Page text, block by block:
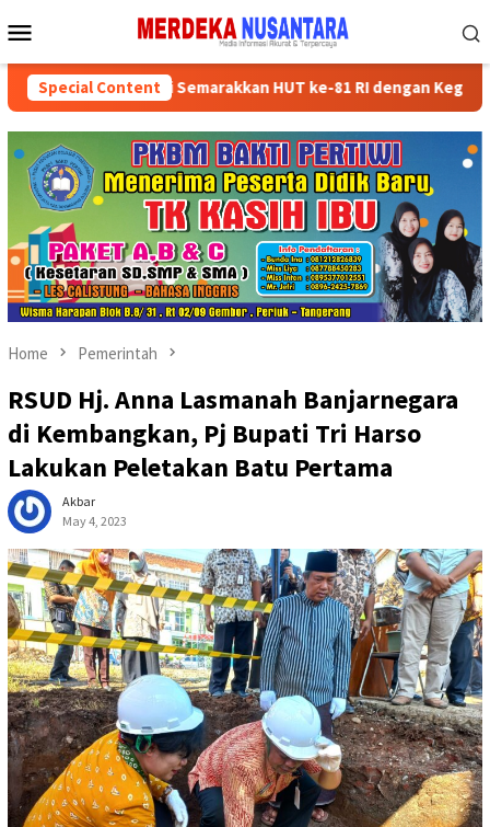
to
Menu
Special Content
Partai Semarakkan HUT ke-81 RI dengan Kegiatan Sosial
Home Pemerintah
RSUD Hj. Anna Lasmanah Banjarnegara
di Kembangkan, Pj Bupati Tri Harso
Lakukan Peletakan Batu Pertama
Akbar
May 4, 2023